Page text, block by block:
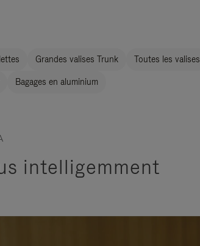
Grandes valises Trunk Toutes les valises
Bagages en aluminium
intelligemment